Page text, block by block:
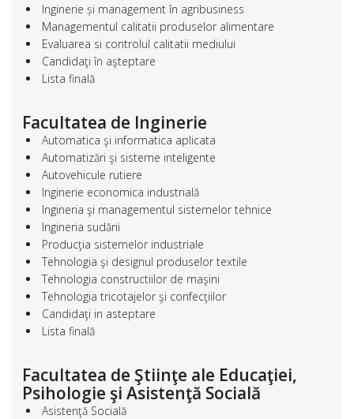
Inginerie și management în agribusiness
Managementul calitatii produselor alimentare
Evaluarea si controlul calitatii mediului
Candidaţi în aşteptare
Lista finală
Facultatea de Inginerie
Automatica şi informatica aplicata
Automatizări şi sisteme inteligente
Autovehicule rutiere
Inginerie economica industrială
Ingineria şi managementul sistemelor tehnice
Ingineria sudării
Producţia sistemelor industriale
Tehnologia şi designul produselor textile
Tehnologia constructiilor de maşini
Tehnologia tricotajelor şi confecţiilor
Candidaţi in asteptare
Lista finală
Facultatea de Ştiinţe ale Educaţiei,
Psihologie şi Asistenţă Socială
Asistenţă Socială